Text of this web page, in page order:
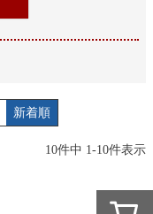
新着順
10件中 1-10件表示